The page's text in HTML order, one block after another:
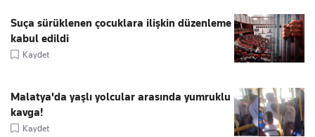
Suça sürüklenen çocuklara ilişkin düzenleme
kabul edildi
Kaydet
Malatya'da yaşlı yolcular arasında yumruklu
kavga!
Kaydet